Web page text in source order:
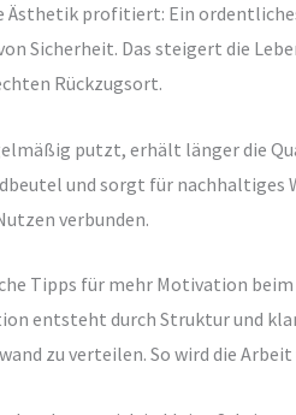
Ästhetik profitiert: Ein
Sicherheit. Das steigert die
Rückzugsort.
putzt, erhält länger die
und sorgt für nachhaltiges
verbunden.
Tipps für mehr Motivation
entsteht durch Struktur und
zu verteilen. So wird die